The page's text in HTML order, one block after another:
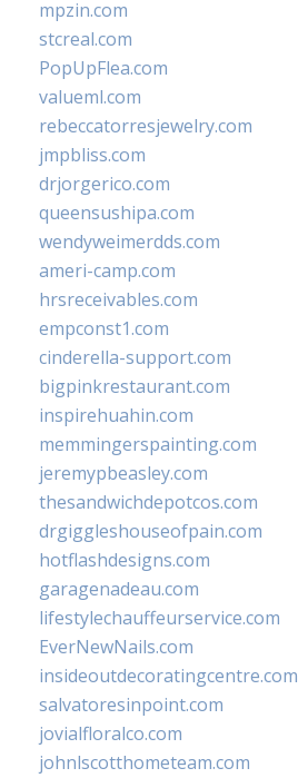
mpzin.com
stcreal.com
PopUpFlea.com
valueml.com
rebeccatorresjewelry.com
jmpbliss.com
drjorgerico.com
queensushipa.com
wendyweimerdds.com
ameri-camp.com
hrsreceivables.com
empconst1.com
cinderella-support.com
bigpinkrestaurant.com
inspirehuahin.com
memmingerspainting.com
jeremypbeasley.com
thesandwichdepotcos.com
drgiggleshouseofpain.com
hotflashdesigns.com
garagenadeau.com
lifestylechauffeurservice.com
EverNewNails.com
insideoutdecoratingcentre.com
salvatoresinpoint.com
jovialfloralco.com
johnlscotthometeam.com